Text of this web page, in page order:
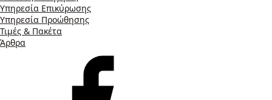
Υπηρεσία Επικύρωσης
Υπηρεσία Προώθησης
Τιμές & Πακέτα
Άρθρα